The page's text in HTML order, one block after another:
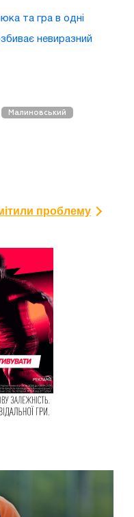
та гра в одні
невиразний
Малиновський
проблему